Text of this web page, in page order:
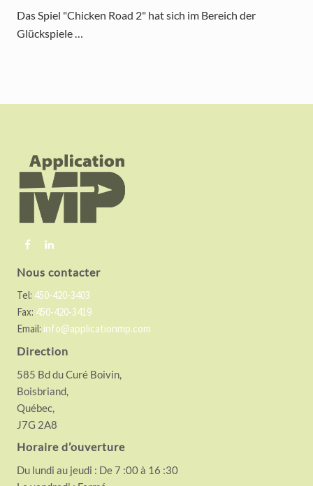
Das Spiel "Chicken Road 2" hat sich im Bereich der
Glückspiele …
Nous contacter
Tel: 450-420-3403
Fax: 450-420-3419
Email: info@applicationmp.com
Direction
585 Bd du Curé Boivin,
Boisbriand,
Québec,
J7G 2A8
Horaire d’ouverture
Du lundi au jeudi : De 7 :00 à 16 :30